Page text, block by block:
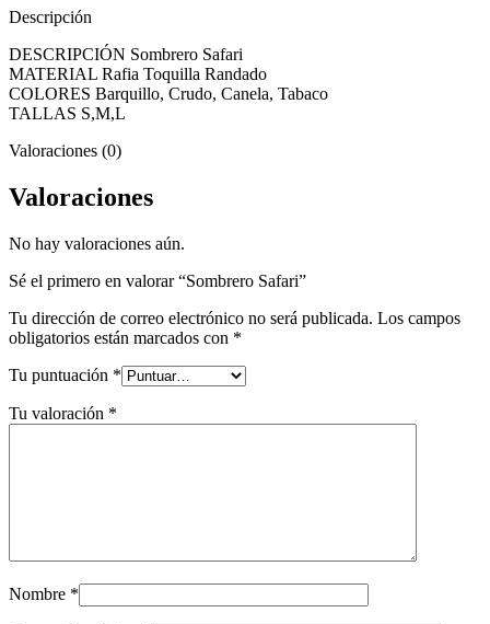
Descripción
DESCRIPCIÓN Sombrero Safari
MATERIAL Rafia Toquilla Randado
COLORES Barquillo, Crudo, Canela, Tabaco
TALLAS S,M,L
Valoraciones (0)
Valoraciones
No hay valoraciones aún.
Sé el primero en valorar “Sombrero Safari”
Tu dirección de correo electrónico no será publicada. Los campos
obligatorios están marcados con *
Tu puntuación *
Tu valoración *
Nombre *